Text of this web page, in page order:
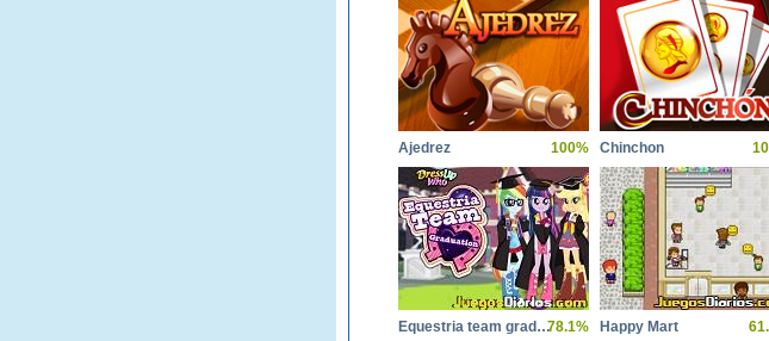
Ajedrez 100% Chinchon
Equestria team graduation78.1% Happy Mart